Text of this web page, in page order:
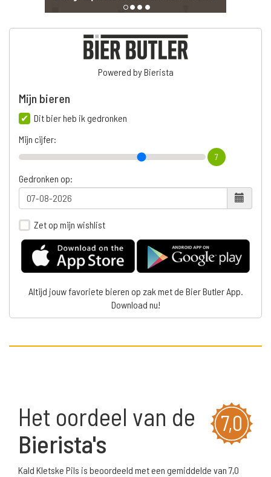
Powered by Bierista
Mijn bieren
Dit bier heb ik gedronken
Mijn cijfer:
7
Gedronken op:
Zet op mijn wishlist
Altijd jouw favoriete bieren op zak met de Bier Butler App.
Download nu!
7,0
Het oordeel van de
Bierista's
Kald Kletske Pils is beoordeeld met een gemiddelde van 7,0